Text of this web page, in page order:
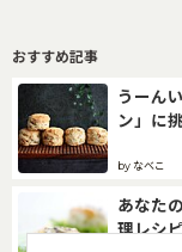
おすすめ記事
うーん
ン」に
by なべこ
あなた
理レシ